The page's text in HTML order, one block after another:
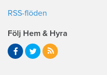
RSS-flöden
Följ Hem & Hyra